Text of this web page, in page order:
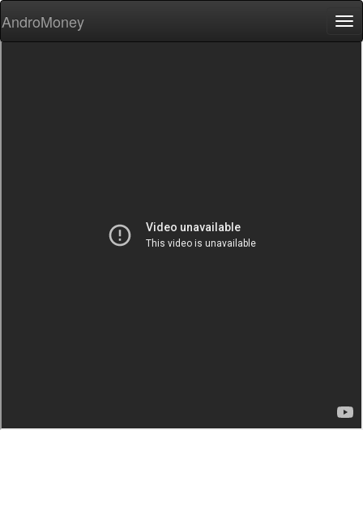
AndroMoney